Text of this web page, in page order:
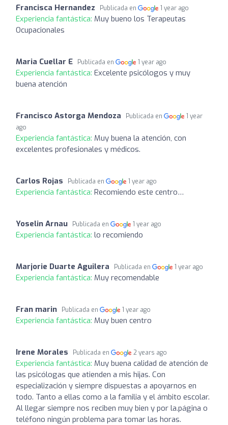
Francisca Hernandez Publicada en 1 year ago
Experiencia fantástica: Muy bueno los Terapeutas
Ocupacionales
Maria Cuellar E Publicada en 1 year ago
Experiencia fantástica: Excelente psicólogos y muy
buena atención
Francisco Astorga Mendoza Publicada en
1 year
ago
Experiencia fantástica: Muy buena la atención, con
excelentes profesionales y médicos.
Carlos Rojas Publicada en 1 year ago
Experiencia fantástica: Recomiendo este centro…
Yoselin Arnau Publicada en 1 year ago
Experiencia fantástica: lo recomiendo
Marjorie Duarte Aguilera Publicada en 1 year ago
Experiencia fantástica: Muy recomendable
Fran marin Publicada en 1 year ago
Experiencia fantástica: Muy buen centro
Irene Morales Publicada en 2 years ago
Experiencia fantástica: Muy buena calidad de atención de
las psicólogas que atienden a mis hijas. Con
especialización y siempre dispuestas a apoyarnos en
todo. Tanto a ellas como a la familia y el ámbito escolar.
Al llegar siempre nos reciben muy bien y por la.página o
teléfono ningún problema para tomar las horas.